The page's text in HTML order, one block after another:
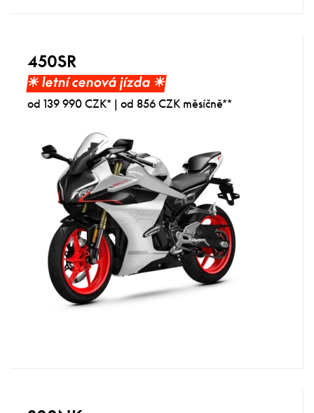
450SR
☀︎ letní cenová jízda ☀︎
od 139 990 CZK* | od 856 CZK měsíčně**